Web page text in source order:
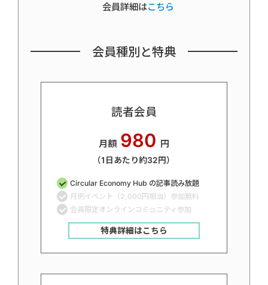
会員詳細はこちら
会員種別と特典
読者会員
月額 980 円
（1日あたり約32円）
Circular Economy Hub の記事読み放題
月例イベント（2,000円相当）参加無料
会員限定オンラインコミュニティ参加
特典詳細はこちら